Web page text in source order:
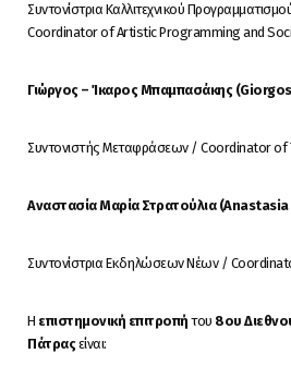
Συντονίστρια Καλλιτεχνικού
Coordinator of Artistic Programming and
Γιώργος– Ίκαρος Μπαμπασάκης
Συντονιστής Μεταφράσεων / Coordinator
Αναστασία Μαρία Στρατούλια (Anastasia
Συντονίστρια Εκδηλώσεων Νέων /
Η επιστημονική επιτροπή του 8oυ
Πάτραςείναι: